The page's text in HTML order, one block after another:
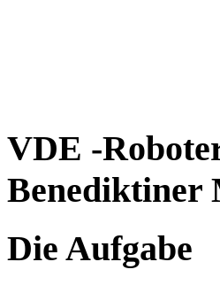
VDE -
Benediktiner
Die Aufgabe